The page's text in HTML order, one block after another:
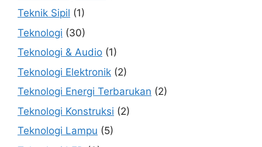
Teknik Sipil (1)
Teknologi (30)
Teknologi & Audio (1)
Teknologi Elektronik (2)
Teknologi Energi Terbarukan (2)
Teknologi Konstruksi (2)
Teknologi Lampu (5)